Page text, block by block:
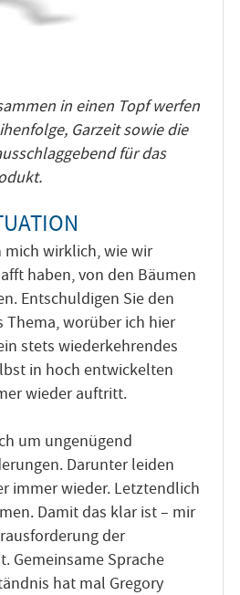
in einen Topf werfen
Garzeit sowie die
für das
mich wirklich, wie wir
haben, von den Bäumen
Entschuldigen Sie den
Thema, worüber ich hier
stets wiederkehrendes
in hoch entwickelten
wieder auftritt.
um ungenügend
Darunter leiden
immer wieder. Letztendlich
Damit das klar ist – mir
der
Gemeinsame Sprache
hat mal Gregory